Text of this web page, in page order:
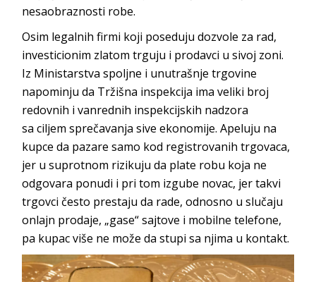
nesaobraznosti robe.
Osim legalnih firmi koji poseduju dozvole za rad,
investicionim zlatom trguju i prodavci u sivoj zoni.
Iz Ministarstva spoljne i unutrašnje trgovine
napominju da Tržišna inspekcija ima veliki broj
redovnih i vanrednih inspekcijskih nadzora
sa ciljem sprečavanja sive ekonomije. Apeluju na
kupce da pazare samo kod registrovanih trgovaca,
jer u suprotnom rizikuju da plate robu koja ne
odgovara ponudi i pri tom izgube novac, jer takvi
trgovci često prestaju da rade, odnosno u slučaju
onlajn prodaje, „gase“ sajtove i mobilne telefone,
pa kupac više ne može da stupi sa njima u kontakt.